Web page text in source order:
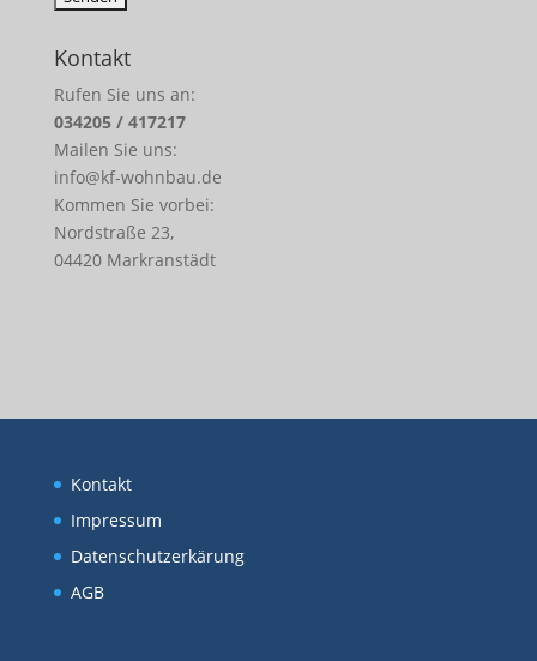
Kontakt
Rufen Sie uns an:
034205 / 417217
Mailen Sie uns:
info@kf-wohnbau.de
Kommen Sie vorbei:
Nordstraße 23,
04420 Markranstädt
Kontakt
Impressum
Datenschutzerkärung
AGB